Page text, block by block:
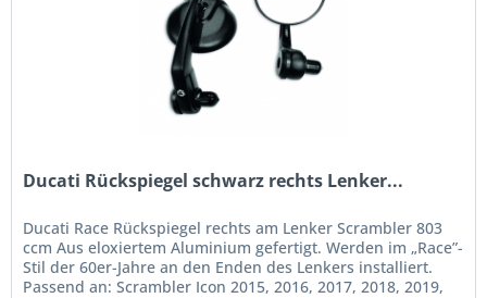
Ducati Rückspiegel schwarz rechts Lenker...
Ducati Race Rückspiegel rechts am Lenker Scrambler 803
ccm Aus eloxiertem Aluminium gefertigt. Werden im „Race”-
Stil der 60er-Jahre an den Enden des Lenkers installiert.
Passend an: Scrambler Icon 2015, 2016, 2017, 2018, 2019,